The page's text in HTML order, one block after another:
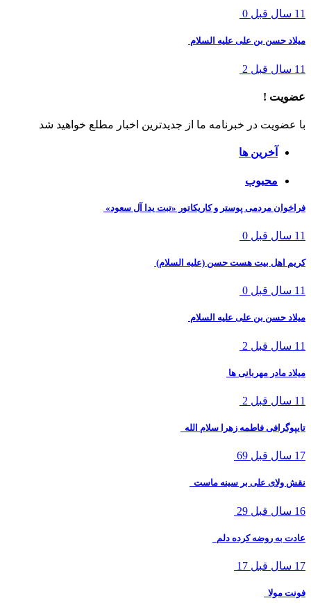
11 سال قبل 0
میلاد حسن بن علی علیه السلام
11 سال قبل 2
عضویت !
با عضویت در خبرنامه ما از جدیدترین اخبار مطلع خواهید شد
آخرین ها
محبوب
فراخوان مردمی پوستر و کاریکاتور «تبت یدا آل سعود»
11 سال قبل 0
کریم اهل بیت هست حسن (علیه السلام)
11 سال قبل 0
میلاد حسن بن علی علیه السلام
11 سال قبل 2
میلاد مادر مهربانی ها
11 سال قبل 2
تایپوگرافی فاطمه زهرا سلام الله
17 سال قبل 69
نقش ولای علی بر سینه ماست
16 سال قبل 29
عادت به روضه کرده دلم
17 سال قبل 17
فونت مولا